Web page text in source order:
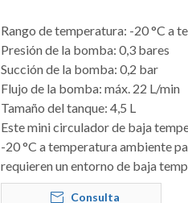
Rango de temperatura: -20 °C a
Presión de la bomba: 0,3 bares
Succión de la bomba: 0,2 bar
Flujo de la bomba: máx. 22 L/min
Tamaño del tanque: 4,5 L
Este mini circulador de baja
-20 °C a temperatura ambiente
requieren un entorno de baja
Consulta